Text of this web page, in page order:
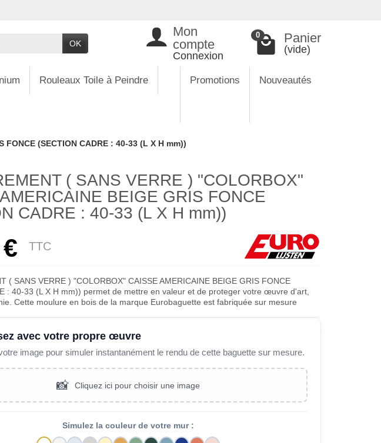
OK
Mon
compte
Connexion
0 Panier
(vide)
Rouleaux Toile à Peindre Promotions Nouveautés
FONCE (SECTION CADRE : 40-33 (L X H mm))
( SANS VERRE ) "COLORBOX"
BEIGE GRIS FONCE
CADRE : 40-33 (L X H mm))
TTC
( SANS VERRE ) "COLORBOX" CAISSE AMERICAINE BEIGE GRIS FONCE
: 40-33 (L X H mm)) permet de mettre en valeur et de proteger votre œuvre d'art,
Cette moulure en bois de la marque Eurobaguette est fabriquée sur mesure
avec votre propre œuvre
image pour simuler instantanément le rendu de cette baguette sur mesure.
📸 Cliquez ici pour choisir une image
Simulez la couleur de votre mur :